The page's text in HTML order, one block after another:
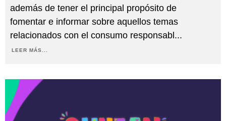
además de tener el principal propósito de
fomentar e informar sobre aquellos temas
relacionados con el consumo responsabl...
LEER MÁS...